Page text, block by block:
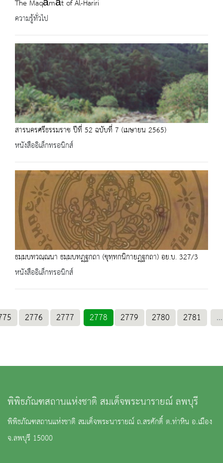
The Maqāmāt of Al-Hariri
ความรู้ทั่วไป
สารนครศรีธรรมราช ปีที่ 52 ฉบับที่ 7 (เมษายน 2565)
หนังสืออิเล็กทรอนิกส์
ธมฺมบทวณฺณนา ธมฺมบทฏฺฐกถา (ขุทฺทกนิกายฏฺฐกถา) อย.บ. 327/3
หนังสืออิเล็กทรอนิกส์
2776 2777 2778 2779 2780 2781 ...
พิพิธภัณฑสถานแห่งชาติ สมเด็จพระนารายณ์ ลพบุรี
พิพิธภัณฑสถานแห่งชาติ สมเด็จพระนารายณ์ ถ.สรศักดิ์ ต.ท่าหิน อ.เมือง
จ.ลพบุรี 15000